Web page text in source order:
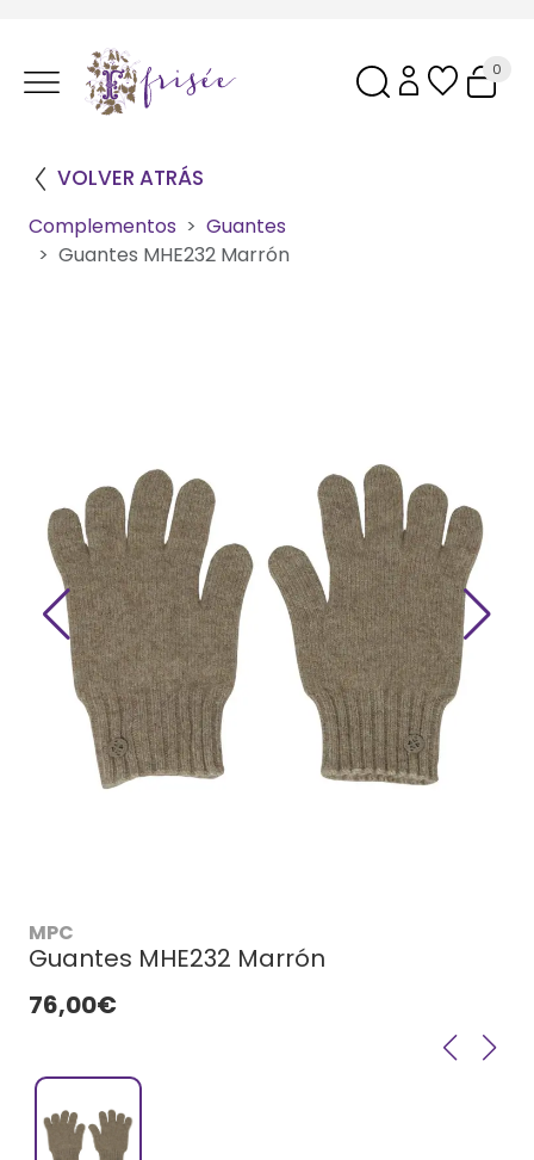
0
VOLVER ATRÁS
Complementos
Guantes
Guantes MHE232 Marrón
MPC
Guantes MHE232 Marrón
76,00€